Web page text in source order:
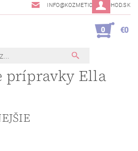
INFO@KOZMETICKYOBCHOD.SK
0 €0
prípravky Ella